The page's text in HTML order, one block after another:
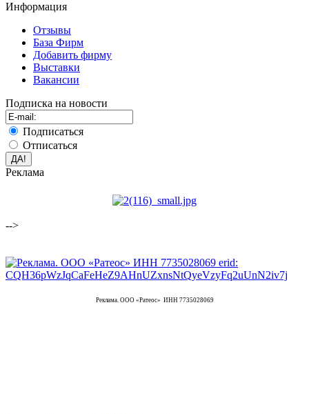
Информация
Отзывы
База Фирм
Добавить фирму
Выставки
Вакансии
Подписка на новости
Подписаться
Отписаться
Реклама
-->
Реклама. ООО «Ратеос» ИНН 7735028069